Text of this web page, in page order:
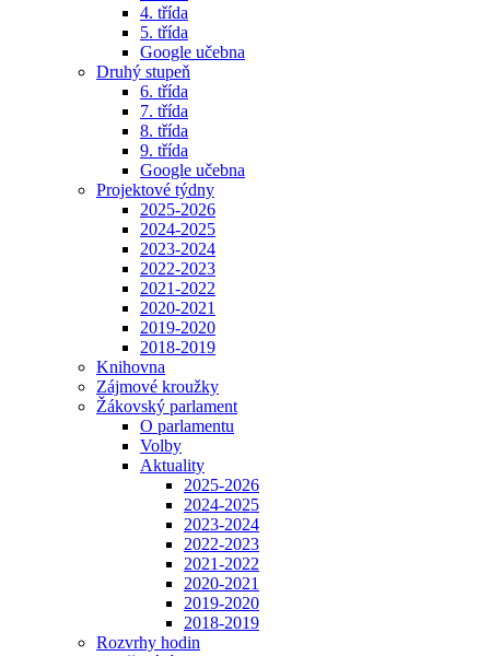
4. třída
5. třída
Google učebna
Druhý stupeň
6. třída
7. třída
8. třída
9. třída
Google učebna
Projektové týdny
2025-2026
2024-2025
2023-2024
2022-2023
2021-2022
2020-2021
2019-2020
2018-2019
Knihovna
Zájmové kroužky
Žákovský parlament
O parlamentu
Volby
Aktuality
2025-2026
2024-2025
2023-2024
2022-2023
2021-2022
2020-2021
2019-2020
2018-2019
Rozvrhy hodin